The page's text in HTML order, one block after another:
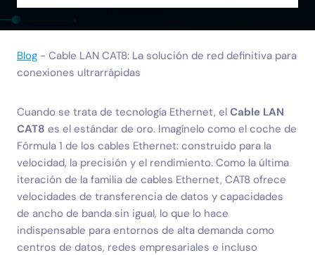
Blog - Cable LAN CAT8: La solución de red definitiva para
conexiones ultrarrápidas
Cuando se trata de tecnología Ethernet, el Cable LAN
CAT8 es el estándar de oro. Imagínelo como el coche de
Fórmula 1 de los cables Ethernet: construido para la
velocidad, la precisión y el rendimiento. Como la última
iteración de la familia de cables Ethernet, CAT8 ofrece
velocidades de transferencia de datos y capacidades
de ancho de banda sin igual, lo que lo hace
indispensable para entornos de alta demanda como
centros de datos, redes empresariales e incluso